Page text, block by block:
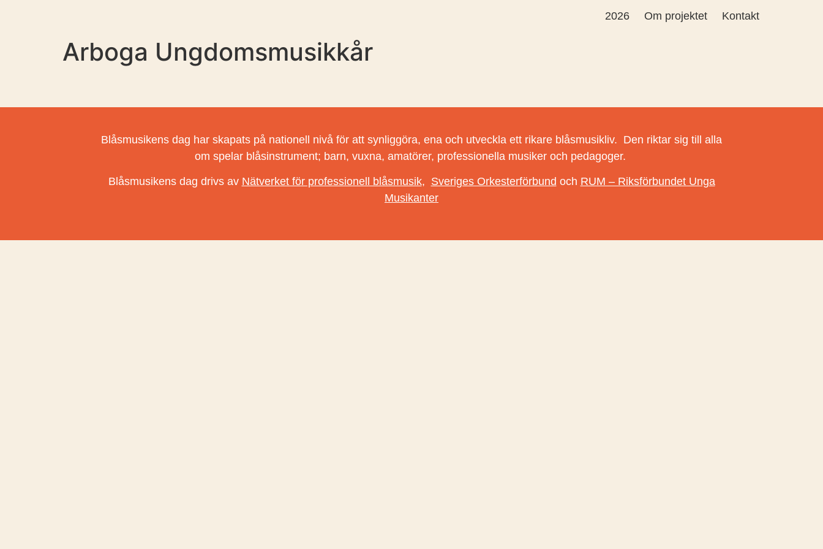
2026 Om projektet Kontakt
Arboga Ungdomsmusikkår
Blåsmusikens dag har skapats på nationell nivå för att synliggöra, ena och utveckla ett rikare blåsmusikliv. Den riktar sig till alla
om spelar blåsinstrument; barn, vuxna, amatörer, professionella musiker och pedagoger.
Blåsmusikens dag drivs av Nätverket för professionell blåsmusik, Sveriges Orkesterförbund och RUM – Riksförbundet Unga
Musikanter